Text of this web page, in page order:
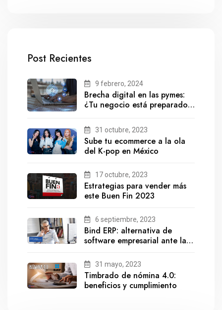
Post Recientes
9 febrero, 2024
Brecha digital en las pymes:
¿Tu negocio está preparado
31 octubre, 2023
Sube tu ecommerce a la ola
del K-pop en México
17 octubre, 2023
Estrategias para vender más
este Buen Fin 2023
6 septiembre, 2023
Bind ERP: alternativa de
software empresarial ante la
31 mayo, 2023
Timbrado de nómina 4.0:
beneficios y cumplimiento